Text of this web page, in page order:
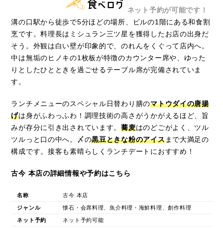
ネット予約が可能です！
溝の口駅から徒歩で5分ほどの場所、ビルの1階にある和食割
烹です。料理長はミシュラン三ツ星を獲得したお店の出身だ
そう。外観は白い壁が印象的で、のれんをくぐって店内へ。
中は無垢のヒノキの1枚板が特徴のカウンター席や、ゆった
りとしたひとときを過ごせるテーブル席が完備されていま
す。
ランチメニューのスペシャル日替わり膳のマトウダイの唐揚
げは身がふわっふわ！調理技術の高さがうかがえるほど、旨
みが存分に引き出されています。蕎麦はのどごがよく、ツル
ツルっと口の中へ。〆の黒豆ときな粉のアイスまで大満足の
構成です。接客も素晴らしくランチデートにおすすめ！
古今 本店の詳細情報や予約はこちら
名称 古今 本店
ジャンル 懐石・会席料理、魚介料理・海鮮料理、創作料理
ネット予約 ネット予約可能